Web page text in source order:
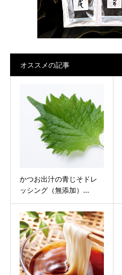
オススメの記事
かつお出汁の青じそドレ
ッシング（無添加）...